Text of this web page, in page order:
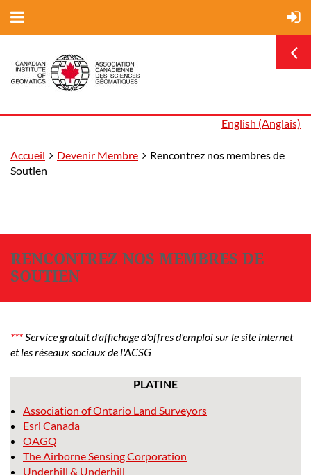
English (Anglais)
Accueil Devenir Membre
Rencontrez nos membres de
Soutien
RENCONTREZ NOS MEMBRES DE
SOUTIEN
***Service gratuit d'affichage d'offres d'emploi sur le site internet
et les réseaux sociaux de l'ACSG
PLATINE
Association of Ontario Land Surveyors
Esri Canada
OAGQ
The Airborne Sensing Corporation
Underhill & Underhill